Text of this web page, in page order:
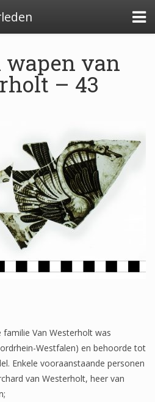
1583-1600
Boterstraat, 1650-1700
1650-1800
1700-
wapen van
– 43
Van Westerholt was
Westfalen) en behoorde tot
Enkele vooraanstaande personen
van Westerholt, heer van